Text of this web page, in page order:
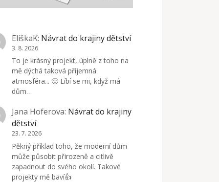
EliškaK: Návrat do krajiny dětství
3. 8. 2026
To je krásný projekt, úplně z toho na
mě dýchá taková příjemná
atmosféra... 🙂 Líbí se mi, když má
dům…
Jana Hoferova: Návrat do krajiny
dětství
23. 7. 2026
Pěkný příklad toho, že moderní dům
může působit přirozeně a citlivě
zapadnout do svého okolí. Takové
projekty mě baví👍